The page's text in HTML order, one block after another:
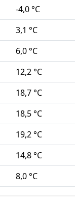
-4,0 °C
3,1 °C
6,0 °C
12,2 °C
18,7 °C
18,5 °C
19,2 °C
14,8 °C
8,0 °C